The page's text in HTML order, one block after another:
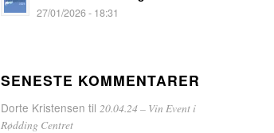
27/01/2026 - 18:31
SENESTE KOMMENTARER
Dorte Kristensen til20.04.24 – Vin Event i
Rødding Centret